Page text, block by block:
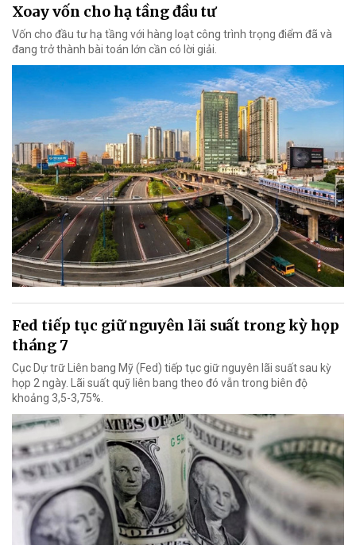
Xoay vốn cho hạ tầng đầu tư
Vốn cho đầu tư hạ tầng với hàng loạt công trình trọng điểm đã và
đang trở thành bài toán lớn cần có lời giải.
Fed tiếp tục giữ nguyên lãi suất trong kỳ họp
tháng 7
Cục Dự trữ Liên bang Mỹ (Fed) tiếp tục giữ nguyên lãi suất sau kỳ
họp 2 ngày. Lãi suất quỹ liên bang theo đó vẫn trong biên độ
khoảng 3,5-3,75%.